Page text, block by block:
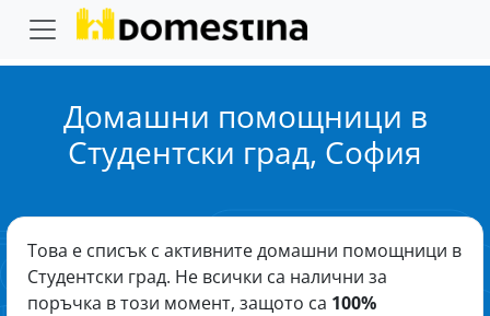
Домашни помощници в
Студентски град, София
Това е списък с активните домашни помощници в
Студентски град. Не всички са налични за
поръчка в този момент, защото са 100%